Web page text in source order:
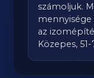
számoljuk.
mennyisége
az
Közepes,